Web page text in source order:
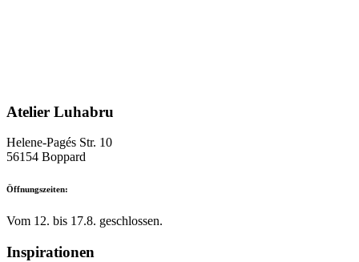
Atelier Luhabru
Helene-Pagés Str. 10
56154 Boppard
Öffnungszeiten:
Vom 12. bis 17.8. geschlossen.
Inspirationen